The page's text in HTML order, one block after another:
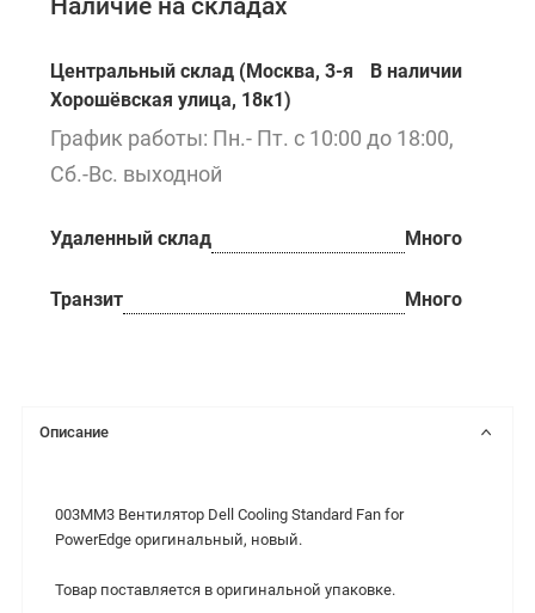
Наличие на складах
Центральный склад (Москва, 3-я
Хорошёвская улица, 18к1)
В наличии
График работы: Пн.- Пт. с 10:00 до 18:00,
Сб.-Вс. выходной
Удаленный склад Много
Транзит Много
Описание
003MM3 Вентилятор Dell Cooling Standard Fan for
PowerEdge оригинальный, новый.
Товар поставляется в оригинальной упаковке.